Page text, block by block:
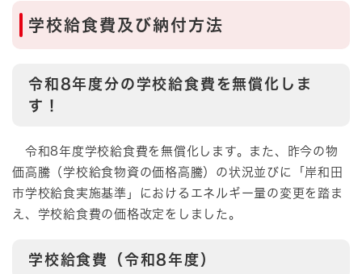
学校給食費及び納付方法
令和8年度分の学校給食費を無償化しま
す！
令和8年度学校給食費を無償化します。また、昨今の物
価高騰（学校給食物資の価格高騰）の状況並びに「岸和田
市学校給食実施基準」におけるエネルギー量の変更を踏ま
え、学校給食費の価格改定をしました。​
学校給食費（令和8年度）